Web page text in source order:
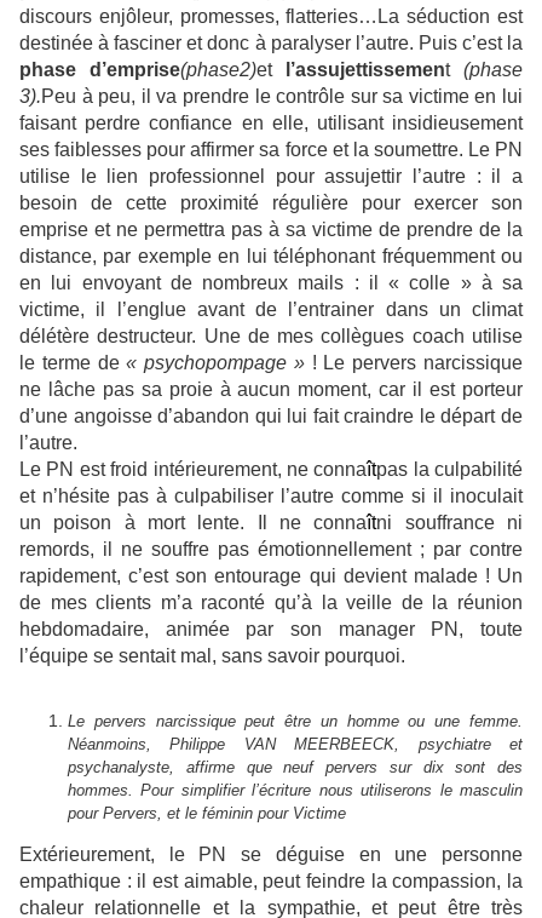
discours enjôleur, promesses, flatteries…La séduction est
destinée à fasciner et donc à paralyser l’autre. Puis c’est la
phase d’emprise(phase2)et l’assujettissement
(phase
3).Peu à peu, il va prendre le contrôle sur sa victime en lui
faisant perdre confiance en elle, utilisant insidieusement
ses faiblesses pour affirmer sa force et la soumettre. Le PN
utilise le lien professionnel pour assujettir l’autre : il a
besoin de cette proximité régulière pour exercer son
emprise et ne permettra pas à sa victime de prendre de la
distance, par exemple en lui téléphonant fréquemment ou
en lui envoyant de nombreux mails : il « colle » à sa
victime, il l’englue avant de l’entrainer dans un climat
délétère destructeur. Une de mes collègues coach utilise
le terme de « psychopompage »! Le pervers narcissique
ne lâche pas sa proie à aucun moment, car il est porteur
d’une angoisse d’abandon qui lui fait craindre le départ de
l’autre.
Le PN est froid intérieurement, ne connaîtpas la culpabilité
et n’hésite pas à culpabiliser l’autre comme si il inoculait
un poison à mort lente. Il ne connaîtni souffrance ni
remords, il ne souffre pas émotionnellement ; par contre
rapidement, c’est son entourage qui devient malade ! Un
de mes clients m’a raconté qu’à la veille de la réunion
hebdomadaire, animée par son manager PN, toute
l’équipe se sentait mal, sans savoir pourquoi.
Le pervers narcissique peut être un homme ou une femme.
Néanmoins, Philippe VAN MEERBEECK, psychiatre et
psychanalyste, affirme que neuf pervers sur dix sont des
hommes. Pour simplifier l’écriture nous utiliserons le masculin
pour Pervers, et le féminin pour Victime
Extérieurement, le PN se déguise en une personne
empathique : il est aimable, peut feindre la compassion, la
chaleur relationnelle et la sympathie, et peut être très